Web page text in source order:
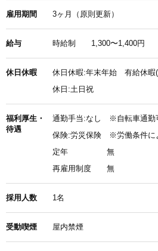
雇用期間 3ヶ月（原則更新）
給与 時給制 1,300〜1,400円
休日休暇
休日休暇:年末年始 有給休暇
休日:土日祝
福利厚生・
待遇
通勤手当:なし ※自転車通勤
保険:労災保険 ※労働条件に
定年
無
再雇用制度
無
採用人数 1名
受動喫煙 屋内禁煙